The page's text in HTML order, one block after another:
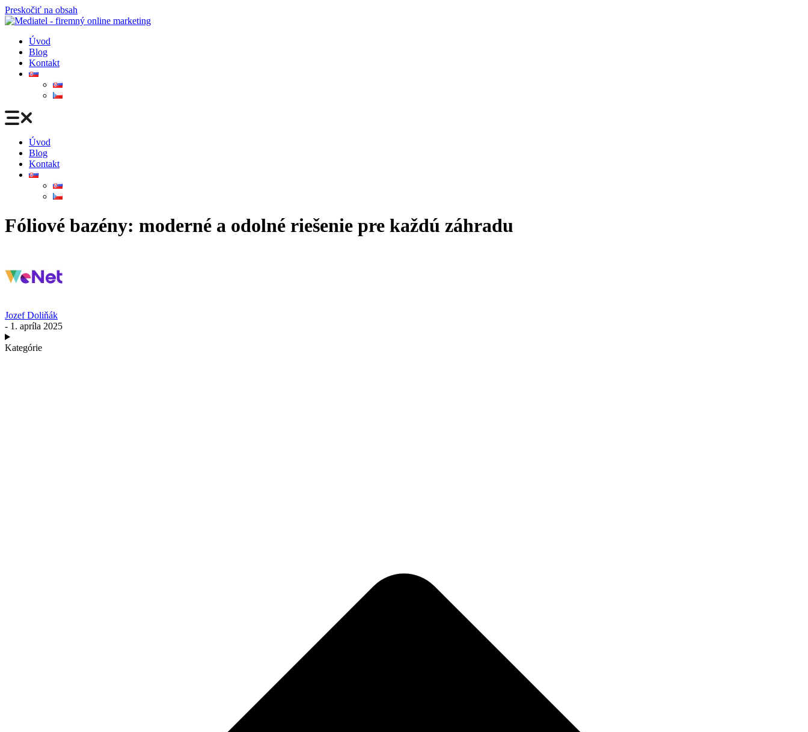
Preskočiť na obsah
Úvod
Blog
Kontakt
Úvod
Blog
Kontakt
Fóliové bazény: moderné a odolné riešenie pre každú záhradu
Jozef Doliňák
- 1. apríla 2025
Kategórie